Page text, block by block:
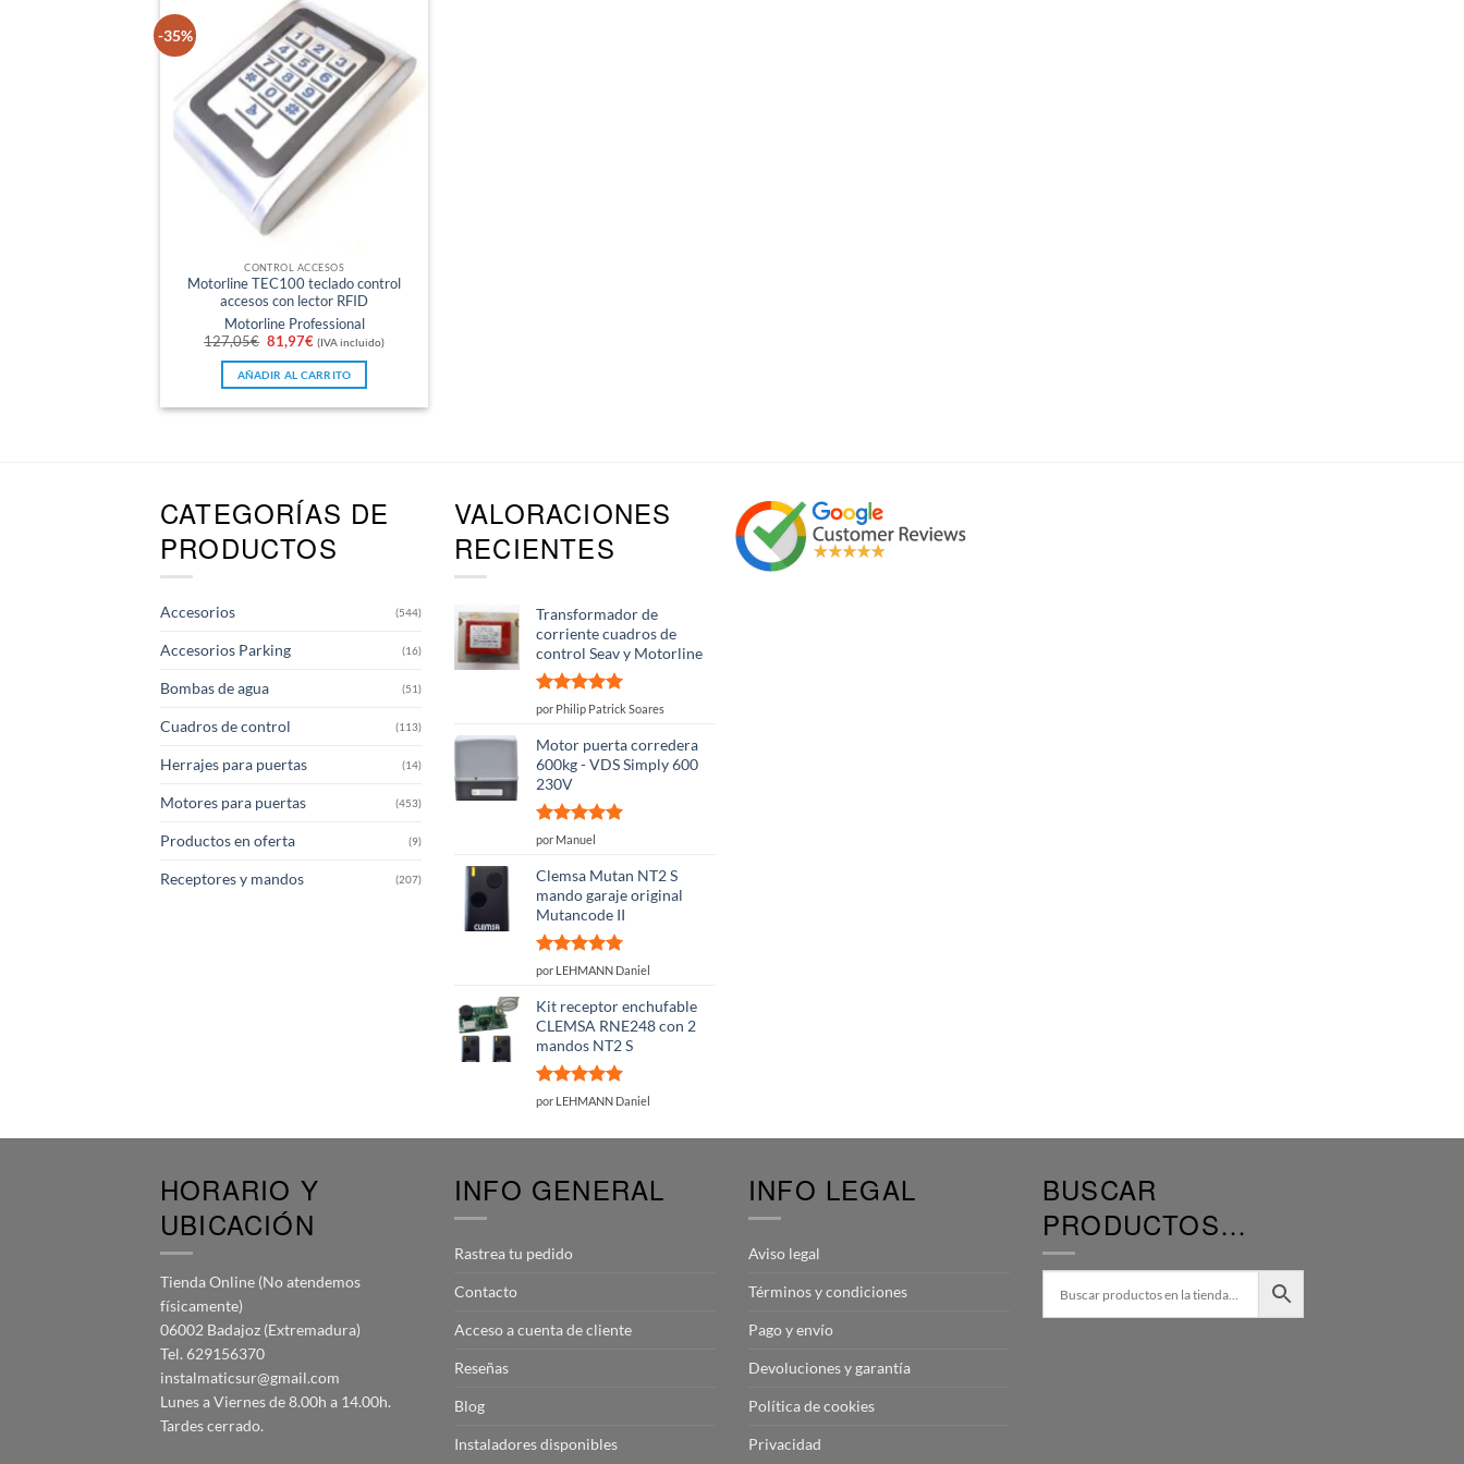
-35%
CONTROL ACCESOS
Motorline TEC100 teclado control
accesos con lector RFID
Motorline Professional
127,05€ El
precio
original
era:
127,05€.
81,97€El
precio
actual
es:
81,97€.
(IVA incluido)
AÑADIR AL CARRITO
CATEGORÍAS DE
PRODUCTOS
Accesorios (544)
Accesorios Parking (16)
Bombas de agua (51)
Cuadros de control (113)
Herrajes para puertas (14)
Motores para puertas (453)
Productos en oferta (9)
Receptores y mandos (207)
VALORACIONES
RECIENTES
Transformador de
corriente cuadros de
control Seav y Motorline
Valorado
por Philip Patrick Soares
Motor puerta corredera
600kg - VDS Simply 600
230V
Valorado
por Manuel
Clemsa Mutan NT2 S
mando garaje original
Mutancode II
Valorado
por LEHMANN Daniel
Kit receptor enchufable
CLEMSA RNE248 con 2
mandos NT2 S
Valorado
por LEHMANN Daniel
HORARIO Y
UBICACIÓN
Tienda Online (No atendemos
físicamente)
06002 Badajoz (Extremadura)
Tel. 629156370
instalmaticsur@gmail.com
Lunes a Viernes de 8.00h a 14.00h.
Tardes cerrado.
INFO GENERAL
Rastrea tu pedido
Contacto
Acceso a cuenta de cliente
Reseñas
Blog
Instaladores disponibles
INFO LEGAL
Aviso legal
Términos y condiciones
Pago y envío
Devoluciones y garantía
Política de cookies
Privacidad
BUSCAR
PRODUCTOS…